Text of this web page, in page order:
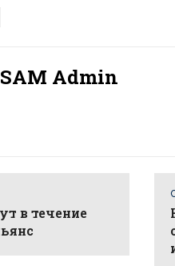
Admin
в течение